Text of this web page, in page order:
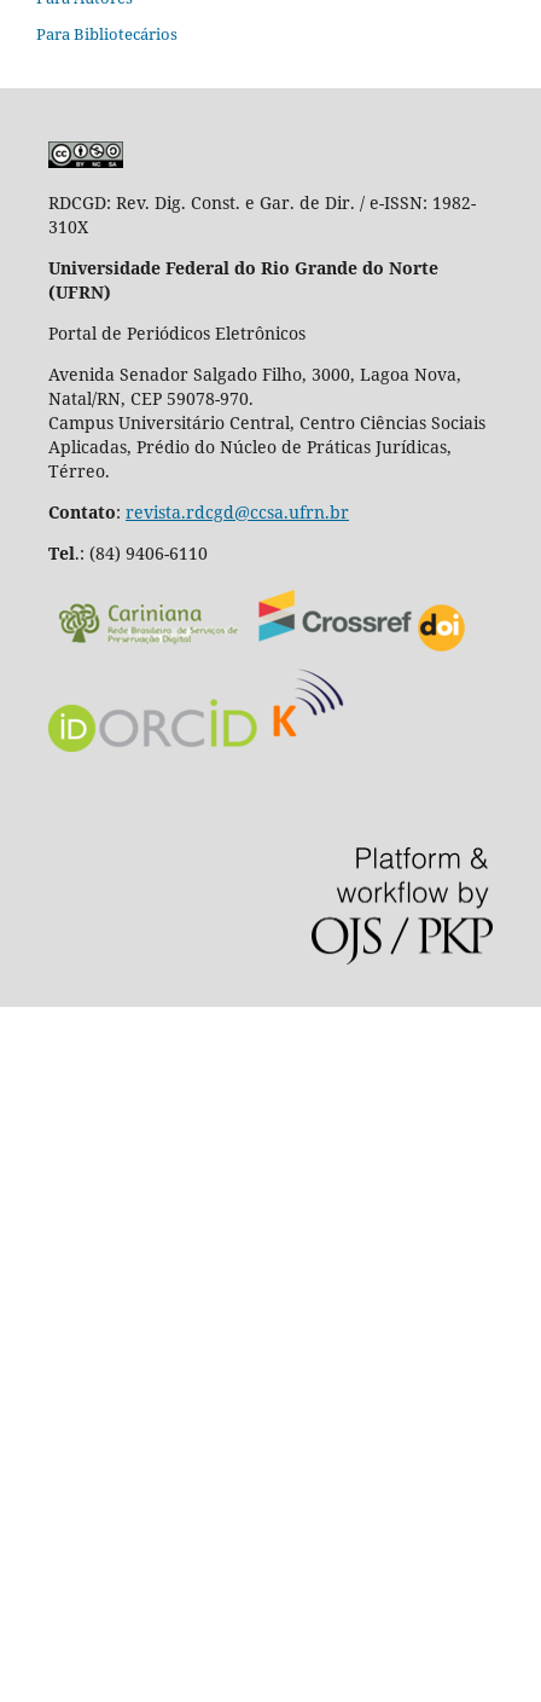
Para Bibliotecários
RDCGD: Rev. Dig. Const. e Gar. de Dir. / e-ISSN: 1982-
310X
Universidade Federal do Rio Grande do Norte
(UFRN)
Portal de Periódicos Eletrônicos
Avenida Senador Salgado Filho, 3000, Lagoa Nova,
Natal/RN, CEP 59078-970.
Campus Universitário Central, Centro Ciências Sociais
Aplicadas, Prédio do Núcleo de Práticas Jurídicas,
Térreo.
Contato: revista.rdcgd@ccsa.ufrn.br
Tel.: (84) 9406-6110